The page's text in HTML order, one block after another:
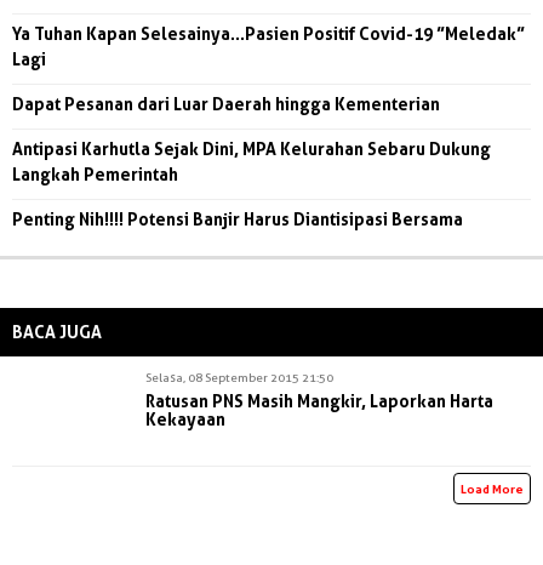
Ya Tuhan Kapan Selesainya...Pasien Positif Covid-19 ”Meledak”
Lagi
Dapat Pesanan dari Luar Daerah hingga Kementerian
Antipasi Karhutla Sejak Dini, MPA Kelurahan Sebaru Dukung
Langkah Pemerintah
Penting Nih!!!! Potensi Banjir Harus Diantisipasi Bersama
BACA JUGA
Selasa, 08 September 2015 21:50
Ratusan PNS Masih Mangkir, Laporkan Harta
Kekayaan
Load More